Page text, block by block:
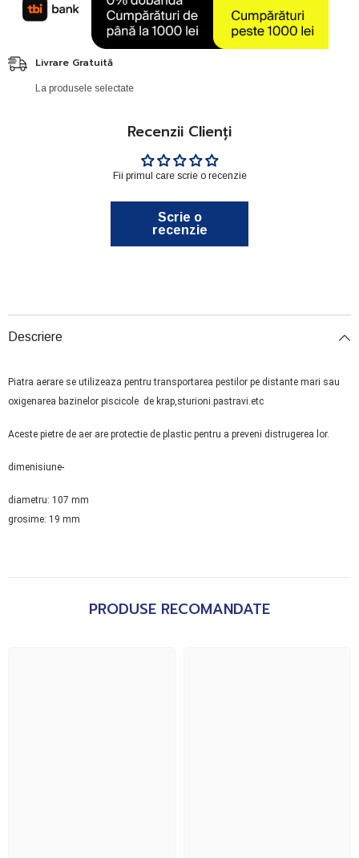
Livrare Gratuită
La produsele selectate
Recenzii Clienți
Fii primul care scrie o recenzie
Scrie o
recenzie
Descriere
Piatra aerare se utilizeaza pentru transportarea pestilor pe distante mari sau
oxigenarea bazinelor piscicole de krap,sturioni.pastravi.etc
Aceste pietre de aer are protectie de plastic pentru a preveni distrugerea lor.
dimenisiune-
diametru: 107 mm
grosime: 19 mm
PRODUSE RECOMANDATE